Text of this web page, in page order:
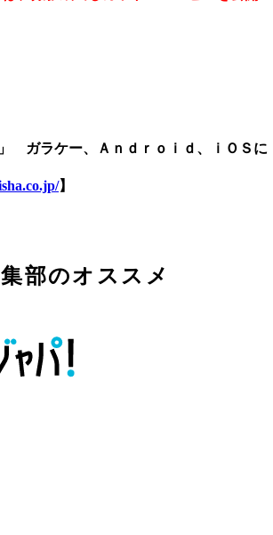
ガラケー、Ａｎｄｒｏｉｄ、ｉＯＳに
】
部のオススメ